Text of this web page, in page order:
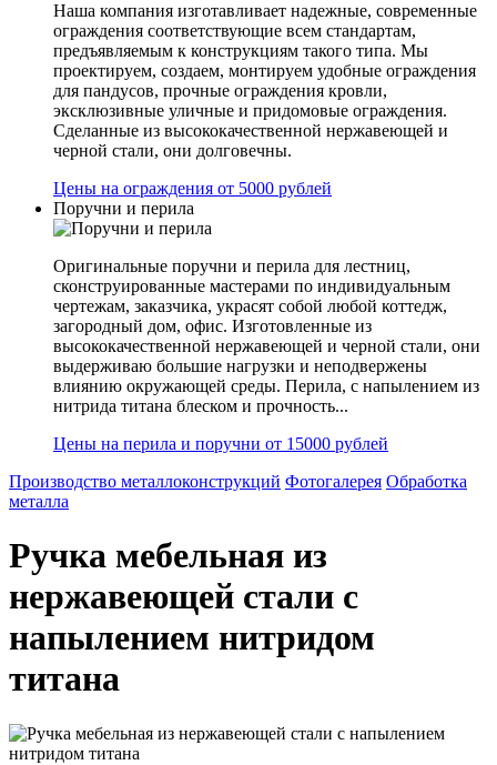
Наша компания изготавливает надежные, современные
ограждения соответствующие всем стандартам,
предъявляемым к конструкциям такого типа. Мы
проектируем, создаем, монтируем удобные ограждения
для пандусов, прочные ограждения кровли,
эксклюзивные уличные и придомовые ограждения.
Сделанные из высококачественной нержавеющей и
черной стали, они долговечны.
Цены на ограждения от 5000 рублей
Поручни и перила
Оригинальные поручни и перила для лестниц,
сконструированные мастерами по индивидуальным
чертежам, заказчика, украсят собой любой коттедж,
загородный дом, офис. Изготовленные из
высококачественной нержавеющей и черной стали, они
выдерживаю большие нагрузки и неподвержены
влиянию окружающей среды. Перила, с напылением из
нитрида титана блеском и прочность...
Цены на перила и поручни от 15000 рублей
Производство металлоконструкций Фотогалерея Обработка
металла
Ручка мебельная из
нержавеющей стали с
напылением нитридом
титана